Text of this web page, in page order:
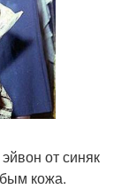
от синяк
кожа.